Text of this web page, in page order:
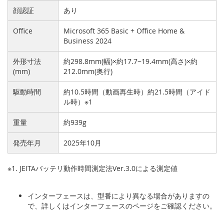
顔認証 あり
Office
Microsoft 365 Basic + Office Home &
Business 2024
外形寸法
(mm)
約298.8mm(幅)×約17.7~19.4mm(高さ)×約
212.0mm(奥行)
駆動時間
約10.5時間（動画再生時）約21.5時間（アイド
ル時）※1
重量 約939g
発売年月 2025年10月
※1. JEITAバッテリ動作時間測定法Ver.3.0による測定値
インターフェースは、型番により異なる場合がありますの
で、詳しくはインターフェースのページをご確認ください。